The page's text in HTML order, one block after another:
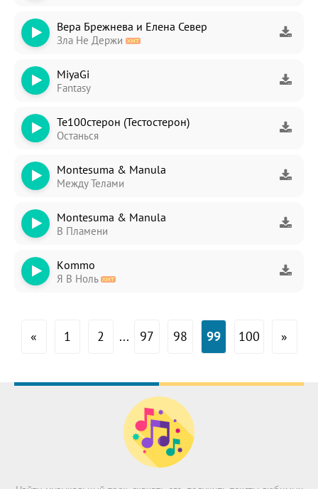
Вера Брежнева и Елена Север
Зла Не Держи
MiyaGi
Fantasy
Те100стерон (Тестостерон)
Останься
Montesuma & Manula
Между Телами
Mоntеsumа & Mаnulа
В Пламени
Kоmmо
Я В Ноль
« 1 2 ... 97 98 99 100 »